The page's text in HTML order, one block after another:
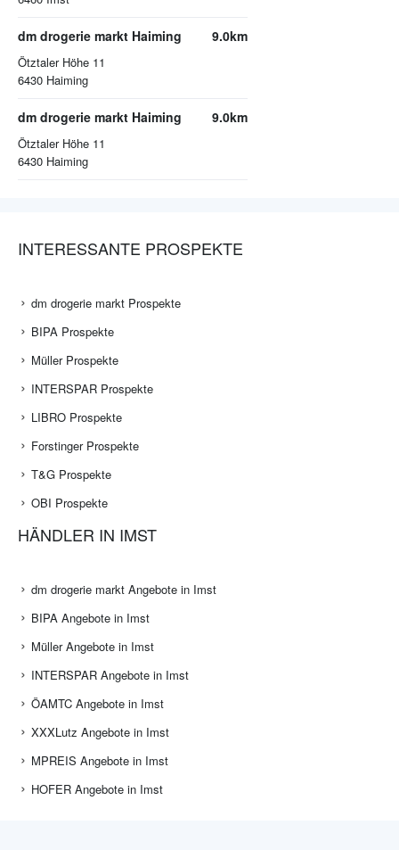
dm drogerie markt Haiming
Ötztaler Höhe 11
6430 Haiming
9.0km
dm drogerie markt Haiming
Ötztaler Höhe 11
6430 Haiming
9.0km
INTERESSANTE PROSPEKTE
dm drogerie markt Prospekte
BIPA Prospekte
Müller Prospekte
INTERSPAR Prospekte
LIBRO Prospekte
Forstinger Prospekte
T&G Prospekte
OBI Prospekte
HÄNDLER IN IMST
dm drogerie markt Angebote in Imst
BIPA Angebote in Imst
Müller Angebote in Imst
INTERSPAR Angebote in Imst
ÖAMTC Angebote in Imst
XXXLutz Angebote in Imst
MPREIS Angebote in Imst
HOFER Angebote in Imst